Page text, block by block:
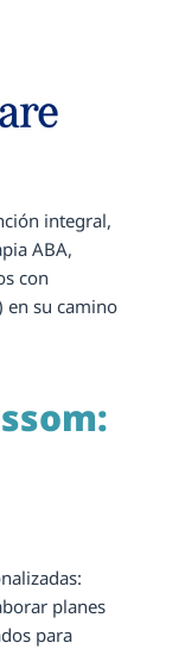
integral,
ABA,
con
en su camino
planes
para